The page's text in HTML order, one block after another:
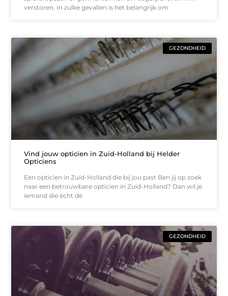
verstoren. In zulke gevallen is het belangrijk om
GEZONDHEID
Vind jouw opticien in Zuid-Holland bij Helder
Opticiens
Een opticien in Zuid-Holland die bij jou past Ben jij op zoek
naar een betrouwbare opticien in Zuid-Holland? Dan wil je
iemand die écht de
GEZONDHEID